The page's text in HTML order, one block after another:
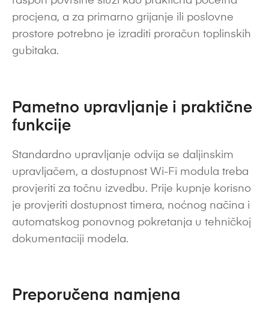
procjena, a za primarno grijanje ili poslovne
prostore potrebno je izraditi proračun toplinskih
gubitaka.
Pametno upravljanje i praktične
funkcije
Standardno upravljanje odvija se daljinskim
upravljačem, a dostupnost Wi-Fi modula treba
provjeriti za točnu izvedbu. Prije kupnje korisno
je provjeriti dostupnost timera, noćnog načina i
automatskog ponovnog pokretanja u tehničkoj
dokumentaciji modela.
Preporučena namjena